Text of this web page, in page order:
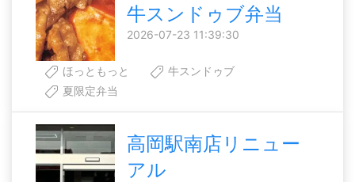
牛スンドゥブ弁当
2026-07-23 11:39:30
ほっともっと
牛スンドゥブ
夏限定弁当
高岡駅南店リニュー
アル